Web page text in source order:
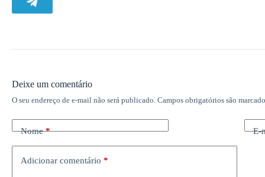
Deixe um comentário
O seu endereço de e-mail não será publicado. Campos obrigatórios são
Nome* E-
Adicionar comentário *